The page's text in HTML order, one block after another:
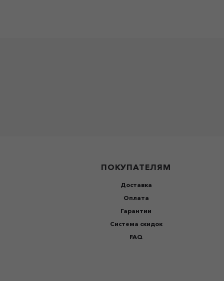
ПОКУПАТЕЛЯМ
Доставка
Оплата
Гарантии
Система скидок
FAQ